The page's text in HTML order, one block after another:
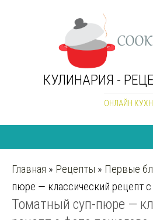
КУЛИНАРИЯ -
ОНЛАЙН
Главная » Рецепты » Первые
пюре — классический рецепт
Томатный суп-пюре —